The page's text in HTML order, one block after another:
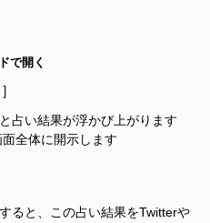
で開く
］
占い結果が浮かび上がります
全体に開示します
ると、この占い結果をTwitterや